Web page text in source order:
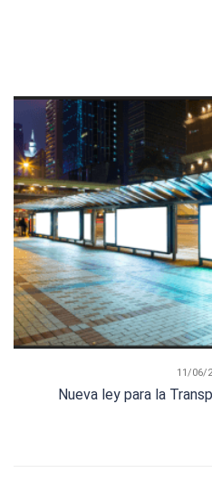
11/06/
Nueva ley para la